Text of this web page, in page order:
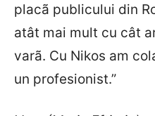
placã publicului din
atât mai mult cu cât
varã. Cu Nikos am
un profesionist.”